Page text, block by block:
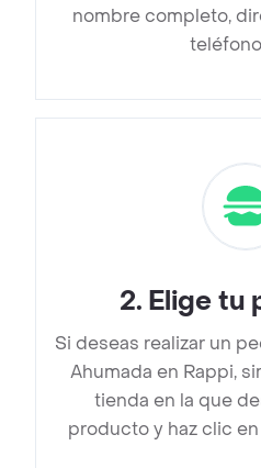
nombre completo,
2. Elige tu
Si deseas realizar un
Ahumada en Rappi,
tienda en la que
producto y haz clic en